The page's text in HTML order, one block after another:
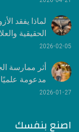
لماذا يفقد
الحقيقية
2026-02-05
مدعومة علميًا
2026-01-27
اصنع بنفسك